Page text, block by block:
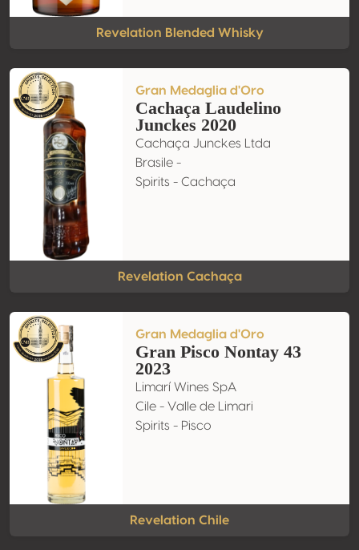
Revelation Blended Whisky
Gran Medaglia d'Oro
Cachaça Laudelino
Junckes 2020
Cachaça Junckes Ltda
Brasile -
Spirits - Cachaça
Revelation Cachaça
Gran Medaglia d'Oro
Gran Pisco Nontay 43
2023
Limarí Wines SpA
Cile - Valle de Limari
Spirits - Pisco
Revelation Chile